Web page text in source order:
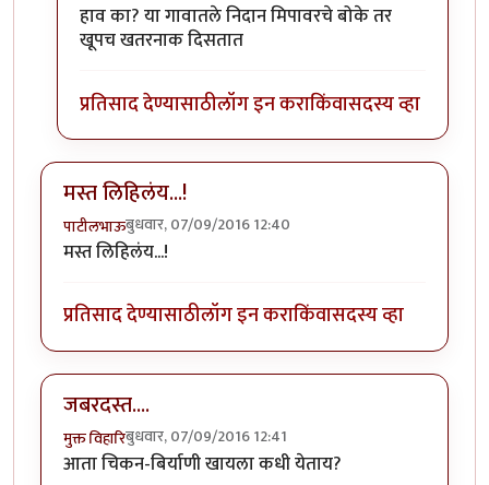
हाव का? या गावातले निदान मिपावरचे बोके तर
खूपच खतरनाक दिसतात
प्रतिसाद देण्यासाठीलॉग इन कराकिंवासदस्य व्हा
मस्त लिहिलंय...!
पाटीलभाऊबुधवार, 07/09/2016 12:40
मस्त लिहिलंय...!
प्रतिसाद देण्यासाठीलॉग इन कराकिंवासदस्य व्हा
जबरदस्त....
मुक्त विहारिबुधवार, 07/09/2016 12:41
आता चिकन-बिर्याणी खायला कधी येताय?